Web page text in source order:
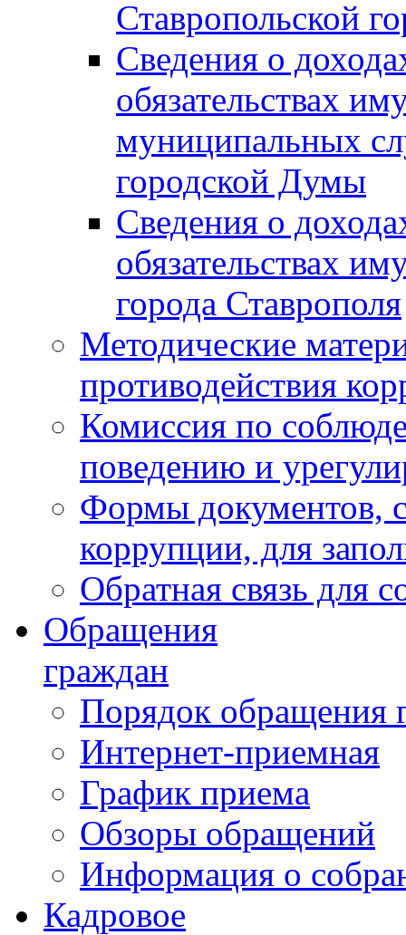
Ставропольской
Сведения о
обязательствах
муниципальных
городской Думы
Сведения о
обязательствах
города Ставрополя
Методические
противодействия
Комиссия по
поведению и
Формы документов,
коррупции, для
Обратная связь для
Обращения
граждан
Порядок обращения
Интернет-приемная
График приема
Обзоры обращений
Информация о
Кадровое